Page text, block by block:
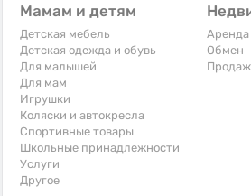
Мамам и детям
Детская мебель
Детская одежда и обувь
Для малышей
Для мам
Игрушки
Коляски и автокресла
Спортивные товары
Школьные принадлежности
Услуги
Другое
Аренда
Обмен